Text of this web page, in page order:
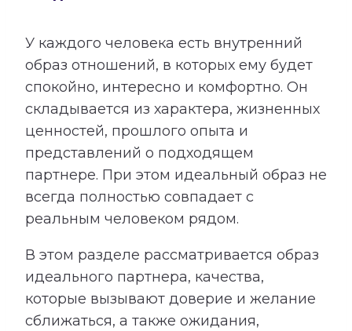
У каждого человека есть внутренний
образ отношений, в которых ему будет
спокойно, интересно и комфортно. Он
складывается из характера, жизненных
ценностей, прошлого опыта и
представлений о подходящем
партнере. При этом идеальный образ не
всегда полностью совпадает с
реальным человеком рядом.
В этом разделе рассматривается образ
идеального партнера, качества,
которые вызывают доверие и желание
сближаться, а также ожидания,